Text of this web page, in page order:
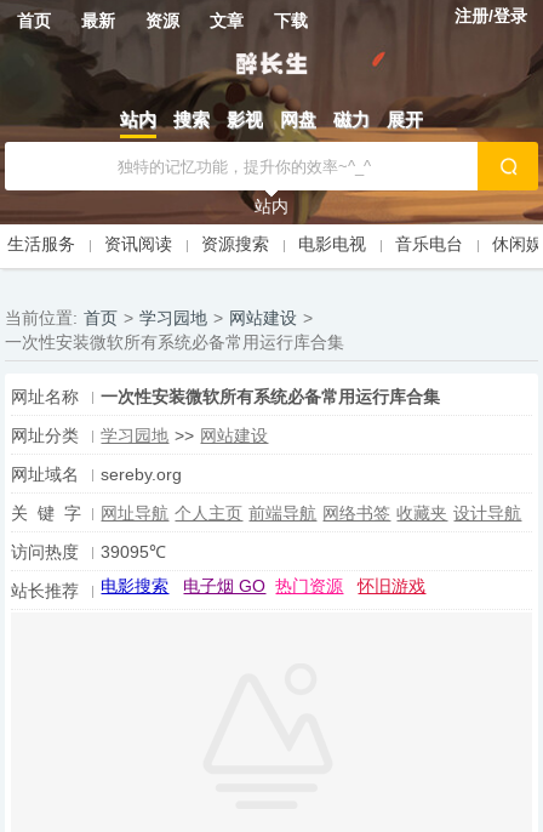
首页 最新 资源 文章 下载 注册/登录
站内 搜索 影视 网盘 磁力 展开
站内
生活服务
资讯阅读 资源搜索 电影电视 音乐电台 休闲
当前位置: 首页 > 学习园地 > 网站建设 >
一次性安装微软所有系统必备常用运行库合集
网址名称
一次性安装微软所有系统必备常用运行库合集
网址分类
学习园地 >> 网站建设
网址域名
sereby.org
关 键 字
网址导航 个人主页 前端导航 网络书签 收藏夹 设计导航
访问热度
39095℃
站长推荐
电影搜索 电子烟 GO 热门资源 怀旧游戏